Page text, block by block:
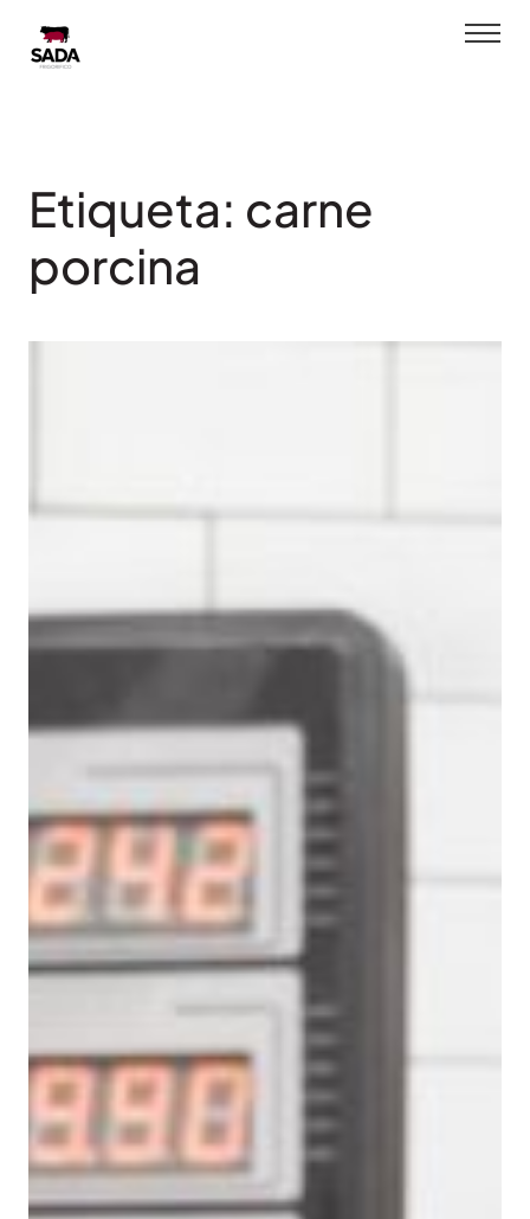
Etiqueta: carne
porcina